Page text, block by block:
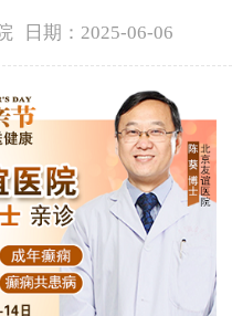
日期：2025-06-06